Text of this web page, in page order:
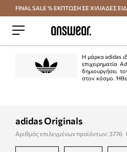
Εξοικονομήστε με το
FINAL SALE % ΕΚΠΤΩΣΗ ΣΕ ΧΙΛΙΑΔΕΣ
Η μάρκα adidas
επιχειρηματία
δημιουργήσει
στον κόσμο.
adidas Originals
Αριθμός επιλεγμένων προϊόντων: 3776